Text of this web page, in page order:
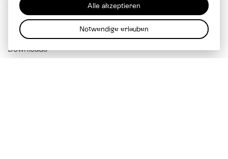
041 229 99 00
info@kathluzern.ch
Downloads
Mitarbeitendenverzeichnis
Alle akzeptieren
Notwendige erlauben